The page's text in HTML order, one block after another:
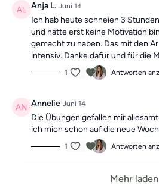
Anja L. Juni 14
Ich hab heute schneien 3
und hatte erst keine Motivation
gemacht zu haben. Das mit den
intensiv. Danke dafür und für die
1 Antworten
Annelie Juni 14
Die Übungen gefallen mir
ich mich schon auf die neue
1 Antworten
Mehr laden